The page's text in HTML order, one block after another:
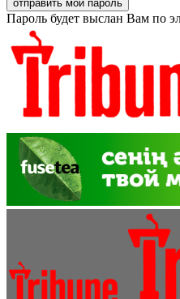
Пароль будет выслан Вам по